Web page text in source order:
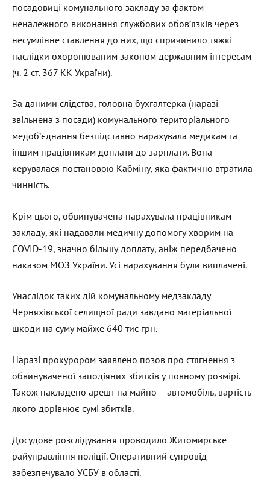
посадовиці комунального закладу за фактом
неналежного виконання службових обов’язків через
несумлінне ставлення до них, що спричинило тяжкі
наслідки охоронюваним законом державним інтересам
(ч. 2 ст. 367 КК України).
За даними слідства, головна бухгалтерка (наразі
звільнена з посади) комунального територіального
медоб’єднання безпідставно нарахувала медикам та
іншим працівникам доплати до зарплати. Вона
керувалася постановою Кабміну, яка фактично втратила
чинність.
Крім цього, обвинувачена нарахувала працівникам
закладу, які надавали медичну допомогу хворим на
COVID-19, значно більшу доплату, аніж передбачено
наказом МОЗ України. Усі нарахування були виплачені.
Унаслідок таких дій комунальному медзакладу
Черняхівської селищної ради завдано матеріальної
шкоди на суму майже 640 тис грн.
Наразі прокурором заявлено позов про стягнення з
обвинуваченої заподіяних збитків у повному розмірі.
Також накладено арешт на майно – автомобіль, вартість
якого дорівнює сумі збитків.
Досудове розслідування проводило Житомирське
райуправління поліції. Оперативний супровід
забезпечувало УСБУ в області.